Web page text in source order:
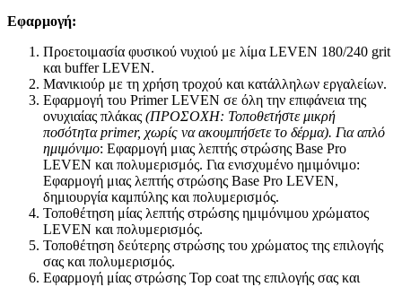
Εφαρμογή:
Προετοιμασία φυσικού νυχιού με λίμα LEVEN 180/240 grit
και buffer LEVEN.
Μανικιούρ με τη χρήση τροχού και κατάλληλων εργαλείων.
Εφαρμογή του Primer LEVEN σε όλη την επιφάνεια της
ονυχιαίας πλάκας (ΠΡΟΣΟΧΗ: Τοποθετήστε μικρή
ποσότηταprimer, χωρίς να ακουμπήσετε το δέρμα). Για απλό
ημιμόνιμο: Εφαρμογή μιας λεπτής στρώσης Base Pro
LEVEN και πολυμερισμός. Για ενισχυμένο ημιμόνιμο:
Εφαρμογή μιας λεπτής στρώσης Base Pro LEVEN,
δημιουργία καμπύλης και πολυμερισμός.
Τοποθέτηση μίας λεπτής στρώσης ημιμόνιμου χρώματος
LEVEN και πολυμερισμός.
Τοποθέτηση δεύτερης στρώσης του χρώματος της επιλογής
σας και πολυμερισμός.
Εφαρμογή μίας στρώσης Top coat της επιλογής σας και